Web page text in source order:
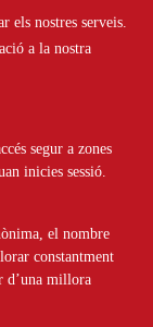
els nostres serveis.
a la nostra
segur a zones
inicies sessió.
el nombre
constantment
d’una millora